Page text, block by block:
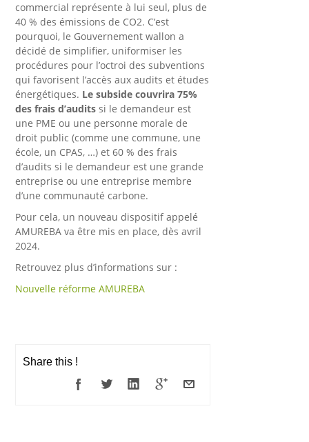
commercial représente à lui seul, plus de
40 % des émissions de CO2. C’est
pourquoi, le Gouvernement wallon a
décidé de simplifier, uniformiser les
procédures pour l’octroi des subventions
qui favorisent l’accès aux audits et études
énergétiques. Le subside couvrira 75%
des frais d’audits si le demandeur est
une PME ou une personne morale de
droit public (comme une commune, une
école, un CPAS, …) et 60 % des frais
d’audits si le demandeur est une grande
entreprise ou une entreprise membre
d’une communauté carbone.
Pour cela, un nouveau dispositif appelé
AMUREBA va être mis en place, dès avril
2024.
Retrouvez plus d’informations sur :
Nouvelle réforme AMUREBA
Share this !